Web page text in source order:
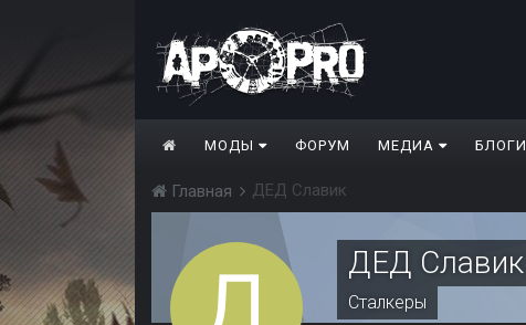
МОДЫ ФОРУМ МЕДИА БЛОГИ
Главная ДЕД Славик
ДЕД Славик
Сталкеры